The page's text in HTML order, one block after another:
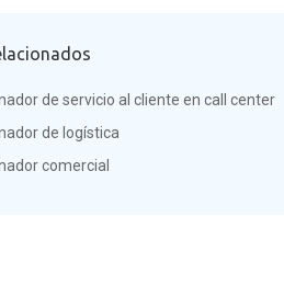
de servicio al cliente en call center
de logística
comercial